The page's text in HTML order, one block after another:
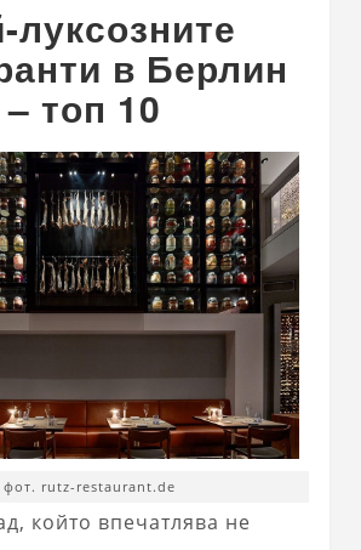
луксозните
в Берлин
– топ 10
фот. rutz-restaurant.de
който впечатлява не